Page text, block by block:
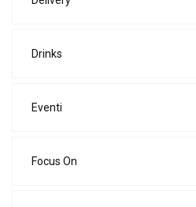
Drinks
Eventi
Focus On